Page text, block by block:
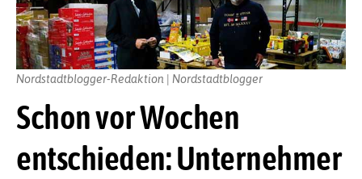
Schon vor Wochen
entschieden: Unternehmer
Nordstadtblogger-Redaktion | Nordstadtblogger